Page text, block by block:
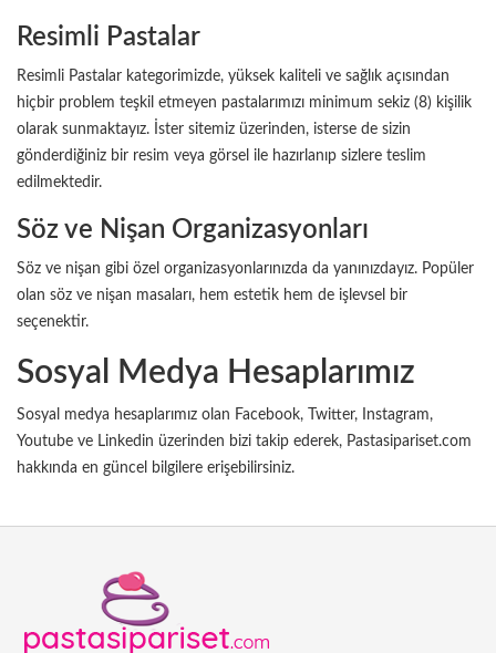
Resimli Pastalar
Resimli Pastalar kategorimizde, yüksek kaliteli ve sağlık açısından
hiçbir problem teşkil etmeyen pastalarımızı minimum sekiz (8) kişilik
olarak sunmaktayız. İster sitemiz üzerinden, isterse de sizin
gönderdiğiniz bir resim veya görsel ile hazırlanıp sizlere teslim
edilmektedir.
Söz ve Nişan Organizasyonları
Söz ve nişan gibi özel organizasyonlarınızda da yanınızdayız. Popüler
olan söz ve nişan masaları, hem estetik hem de işlevsel bir
seçenektir.
Sosyal Medya Hesaplarımız
Sosyal medya hesaplarımız olan Facebook, Twitter, Instagram,
Youtube ve Linkedin üzerinden bizi takip ederek, Pastasipariset.com
hakkında en güncel bilgilere erişebilirsiniz.